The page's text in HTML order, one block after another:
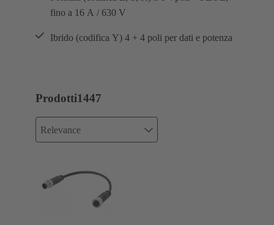
fino a 16 A / 630 V
Ibrido (codifica Y) 4 + 4 poli per dati e potenza
Prodotti1447
Relevance